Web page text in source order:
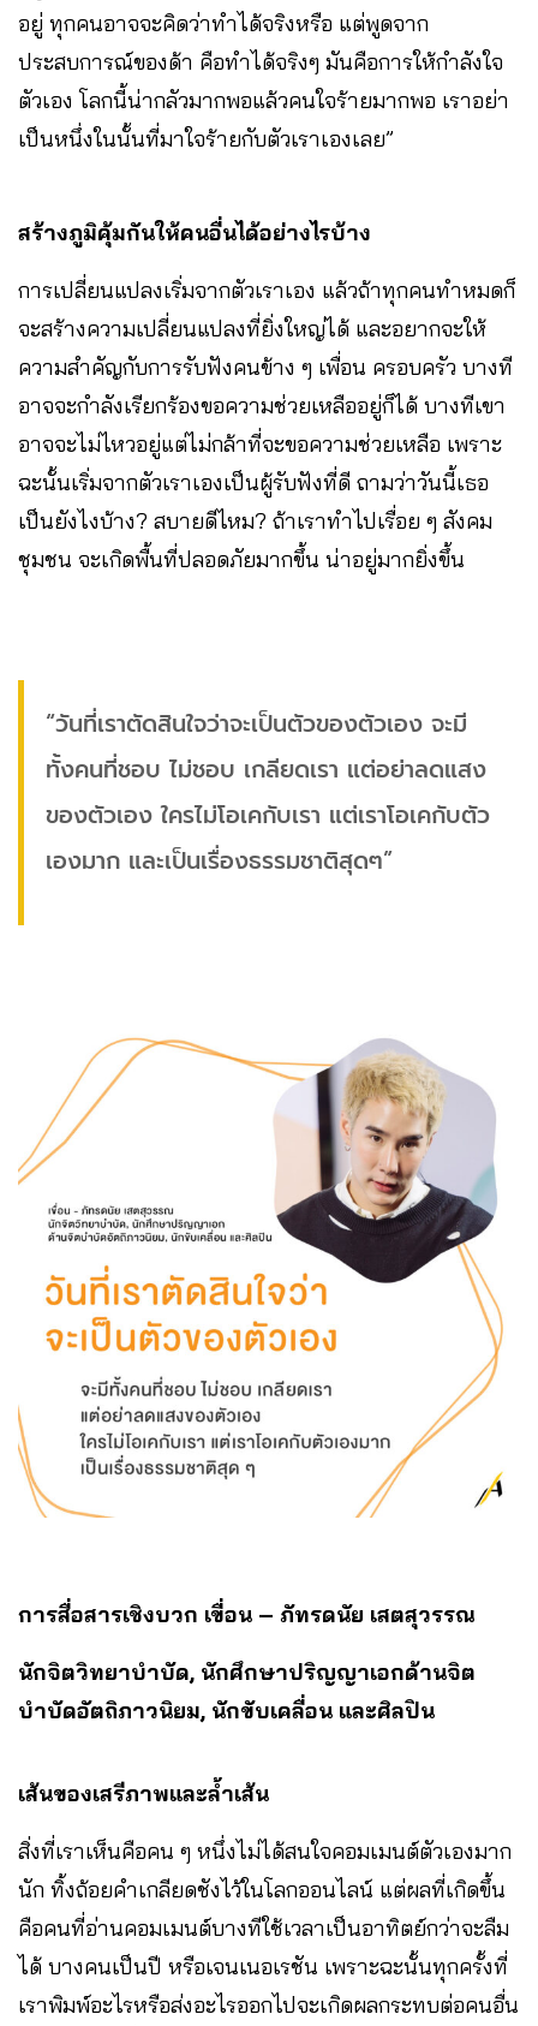
อยู่ ทุกคนอาจจะคิดว่าทำได้จริงหรือ แต่พูดจาก
ประสบการณ์ของด้า คือทำได้จริงๆ มันคือการให้กำลังใจ
ตัวเอง โลกนี้น่ากลัวมากพอแล้วคนใจร้ายมากพอ เราอย่า
เป็นหนึ่งในนั้นที่มาใจร้ายกับตัวเราเองเลย”
สร้างภูมิคุ้มกันให้คนอื่นได้อย่างไรบ้าง
การเปลี่ยนแปลงเริ่มจากตัวเราเอง แล้วถ้าทุกคนทำหมดก็
จะสร้างความเปลี่ยนแปลงที่ยิ่งใหญ่ได้ และอยากจะให้
ความสำคัญกับการรับฟังคนข้าง ๆ เพื่อน ครอบครัว บางที
อาจจะกำลังเรียกร้องขอความช่วยเหลืออยู่ก็ได้ บางทีเขา
อาจจะไม่ไหวอยู่แต่ไม่กล้าที่จะขอความช่วยเหลือ เพราะ
ฉะนั้นเริ่มจากตัวเราเองเป็นผู้รับฟังที่ดี ถามว่าวันนี้เธอ
เป็นยังไงบ้าง? สบายดีไหม? ถ้าเราทำไปเรื่อย ๆ สังคม
ชุมชน จะเกิดพื้นที่ปลอดภัยมากขึ้น น่าอยู่มากยิ่งขึ้น
“วันที่เราตัดสินใจว่าจะเป็นตัวของตัวเอง จะมี
ทั้งคนที่ชอบ ไม่ชอบ เกลียดเรา แต่อย่าลดแสง
ของตัวเอง ใครไม่โอเคกับเรา แต่เราโอเคกับตัว
เองมาก และเป็นเรื่องธรรมชาติสุดๆ”
การสื่อสารเชิงบวก เขื่อน – ภัทรดนัย เสตสุวรรณ
นักจิตวิทยาบำบัด, นักศึกษาปริญญาเอกด้านจิต
บำบัดอัตถิภาวนิยม, นักขับเคลื่อน และศิลปิน
เส้นของเสรีภาพและล้ำเส้น
สิ่งที่เราเห็นคือคน ๆ หนึ่งไม่ได้สนใจคอมเมนต์ตัวเองมาก
นัก ทิ้งถ้อยคำเกลียดชังไว้ในโลกออนไลน์ แต่ผลที่เกิดขึ้น
คือคนที่อ่านคอมเมนต์บางทีใช้เวลาเป็นอาทิตย์กว่าจะลืม
ได้ บางคนเป็นปี หรือเจนเนอเรชัน เพราะฉะนั้นทุกครั้งที่
เราพิมพ์อะไรหรือส่งอะไรออกไปจะเกิดผลกระทบต่อคนอื่น